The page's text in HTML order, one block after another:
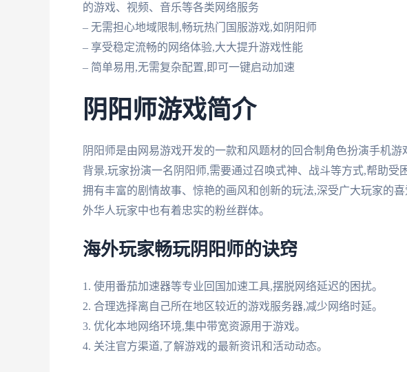
的游戏、视频、音乐等各类网络服务
– 无需担心地域限制,畅玩热门国服游戏,如阴阳师
– 享受稳定流畅的网络体验,大大提升游戏性能
– 简单易用,无需复杂配置,即可一键启动加速
阴阳师游戏简介
阴阳师是由网易游戏开发的一款和风题材的回合制角色扮演手机
背景,玩家扮演一名阴阳师,需要通过召唤式神、战斗等方式,帮助受
拥有丰富的剧情故事、惊艳的画风和创新的玩法,深受广大玩家的
外华人玩家中也有着忠实的粉丝群体。
海外玩家畅玩阴阳师的诀窍
1. 使用番茄加速器等专业回国加速工具,摆脱网络延迟的困扰。
2. 合理选择离自己所在地区较近的游戏服务器,减少网络时延。
3. 优化本地网络环境,集中带宽资源用于游戏。
4. 关注官方渠道,了解游戏的最新资讯和活动动态。